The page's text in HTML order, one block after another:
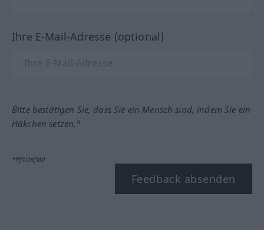
Ihre E-Mail-Adresse (optional)
Bitte bestätigen Sie, dass Sie ein Mensch sind, indem Sie ein
Häkchen setzen.*
*Pflichtfeld
Feedback absenden